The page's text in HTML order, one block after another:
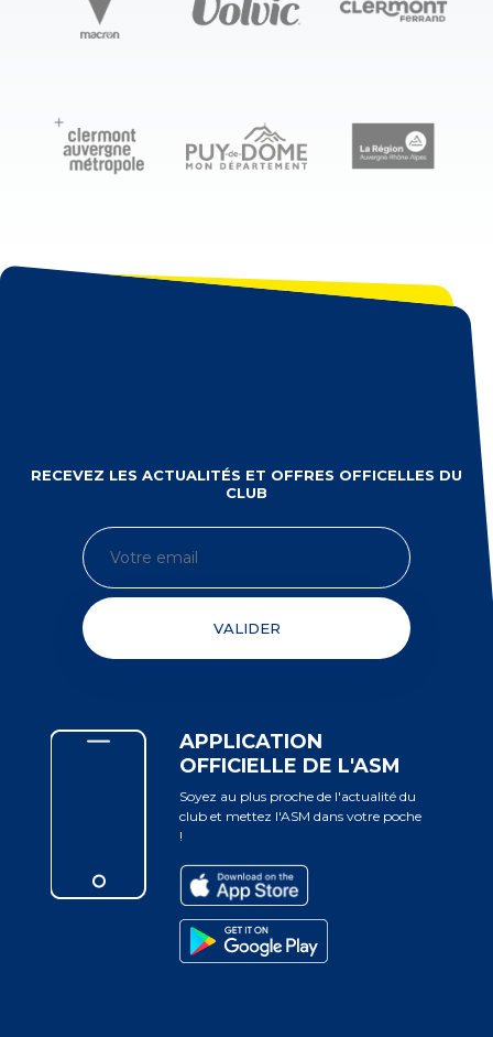
RECEVEZ LES ACTUALITÉS ET OFFRES OFFICELLES DU
CLUB
VALIDER
APPLICATION
OFFICIELLE DE L'ASM
Soyez au plus proche de l'actualité du
club et mettez l'ASM dans votre poche
!